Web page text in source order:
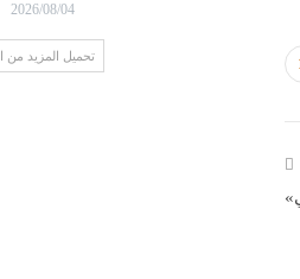
2026/08/04
تحميل المزيد من